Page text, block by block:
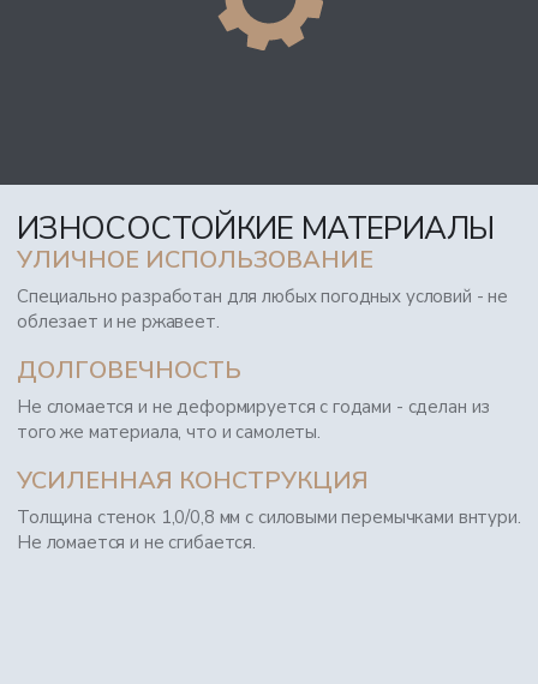
ИЗНОСОСТОЙКИЕ МАТЕРИАЛЫ
УЛИЧНОЕ ИСПОЛЬЗОВАНИЕ
Специально разработан для любых погодных условий - не
облезает и не ржавеет.
ДОЛГОВЕЧНОСТЬ
Не сломается и не деформируется с годами - сделан из
того же материала, что и самолеты.
УСИЛЕННАЯ КОНСТРУКЦИЯ
Толщина стенок 1,0/0,8 мм с силовыми перемычками внтури.
Не ломается и не сгибается.